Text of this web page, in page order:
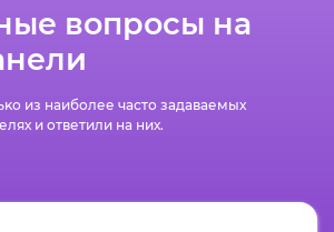
вопросы на
из наиболее часто задаваемых
и ответили на них.